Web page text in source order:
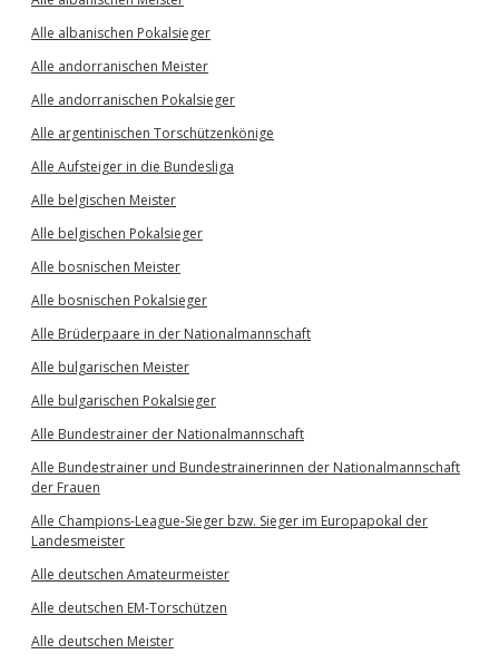
Alle albanischen Pokalsieger
Alle andorranischen Meister
Alle andorranischen Pokalsieger
Alle argentinischen Torschützenkönige
Alle Aufsteiger in die Bundesliga
Alle belgischen Meister
Alle belgischen Pokalsieger
Alle bosnischen Meister
Alle bosnischen Pokalsieger
Alle Brüderpaare in der Nationalmannschaft
Alle bulgarischen Meister
Alle bulgarischen Pokalsieger
Alle Bundestrainer der Nationalmannschaft
Alle Bundestrainer und Bundestrainerinnen der Nationalmannschaft
der Frauen
Alle Champions-League-Sieger bzw. Sieger im Europapokal der
Landesmeister
Alle deutschen Amateurmeister
Alle deutschen EM-Torschützen
Alle deutschen Meister